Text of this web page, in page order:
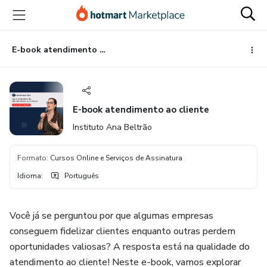
para
conteúdo
principal
para
pagamento
para
rodapé
E-book atendimento ao cliente
E-book atendimento ao cliente
Instituto Ana Beltrão
Formato: Cursos Online e Serviços de Assinatura
Idioma: Português
Você já se perguntou por que algumas empresas
conseguem fidelizar clientes enquanto outras perdem
oportunidades valiosas? A resposta está na qualidade do
atendimento ao cliente! Neste e-book, vamos explorar